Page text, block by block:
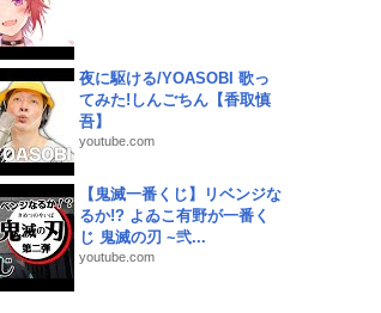
夜に駆ける/YOASOBI 歌っ
てみた!しんごちん【香取慎
吾】
youtube.com
【鬼滅一番くじ】リベンジな
るか!? よゐこ有野が一番く
じ 鬼滅の刃 ~弐...
youtube.com